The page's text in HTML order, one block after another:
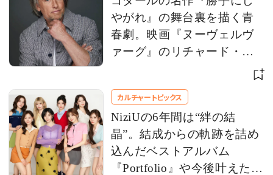
やがれ』の舞台裏を描く青
春劇。映画『ヌーヴェルヴ
ァーグ』のリチャード・リ
ンクレイター監督にインタ
カルチャートピックス
NiziUの6年間は“絆の結
晶”。結成からの軌跡を詰め
込んだベストアルバム
『Portfolio』や今後叶えたい